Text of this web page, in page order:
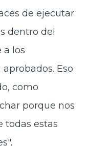
de ejecutar
dentro del
a los
Eso
como
porque nos
todas estas